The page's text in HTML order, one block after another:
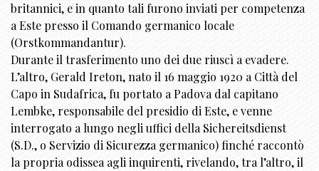
britannici, e in quanto tali furono inviati per competenza
a Este presso il Comando germanico locale
(Orstkommandantur).
Durante il trasferimento uno dei due riuscì a evadere.
L’altro, Gerald Ireton, nato il 16 maggio 1920 a Città del
Capo in Sudafrica, fu portato a Padova dal capitano
Lembke, responsabile del presidio di Este, e venne
interrogato a lungo negli uffici della Sichereitsdienst
(S.D., o Servizio di Sicurezza germanico) finché raccontò
la propria odissea agli inquirenti, rivelando, tra l’altro, il